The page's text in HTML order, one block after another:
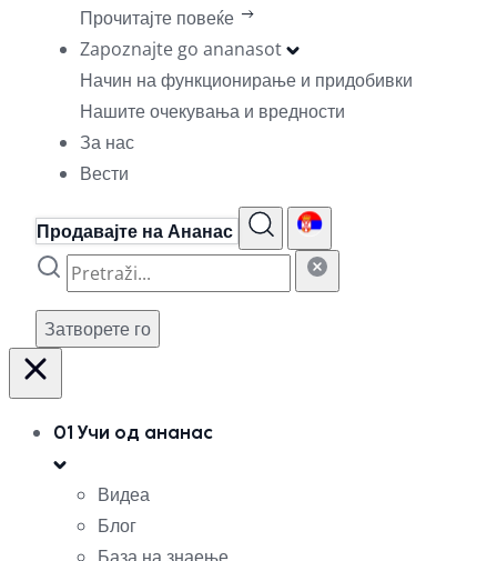
Прочитајте повеќе
Zapoznajte go ananasot
Начин на функционирање и придобивки
Нашите очекувања и вредности
За нас
Вести
Продавајте на Ананас
Затворете го
01 Учи од ананас
Видеа
Блог
База на знаење